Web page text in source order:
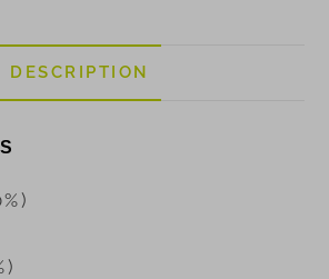
DESCRIPTION